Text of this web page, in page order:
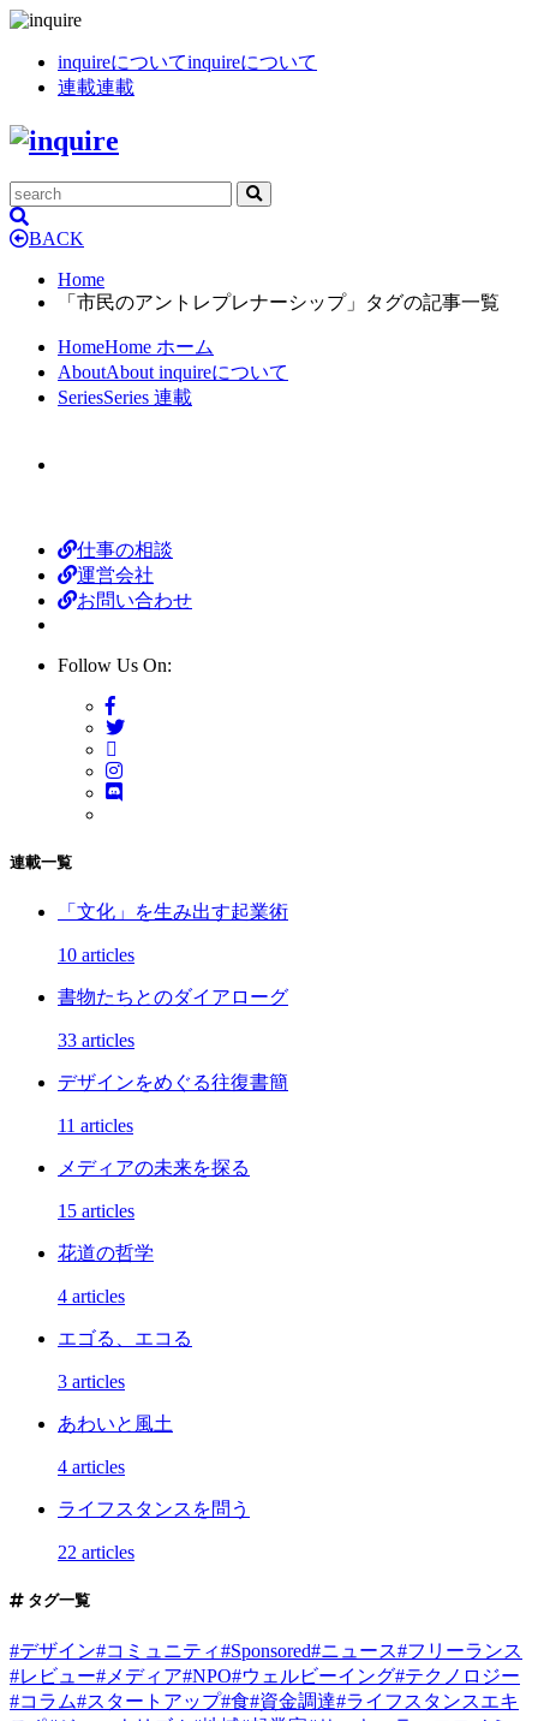
inquireについてinquireについて
連載連載
BACK
Home
「市民のアントレプレナーシップ」タグの記事一覧
HomeHome ホーム
AboutAbout inquireについて
SeriesSeries 連載
仕事の相談
運営会社
お問い合わせ
Follow Us On:
連載一覧
「文化」を生み出す起業術
10 articles
書物たちとのダイアローグ
33 articles
デザインをめぐる往復書簡
11 articles
メディアの未来を探る
15 articles
花道の哲学
4 articles
エゴる、エコる
3 articles
あわいと風土
4 articles
ライフスタンスを問う
22 articles
タグ一覧
#デザイン#コミュニティ#Sponsored#ニュース#フリーランス
#レビュー# メディア#NPO#ウェルビーイング#テクノロジー
#コラム#スタートアップ#食#資金調達#ライフスタンスエキ